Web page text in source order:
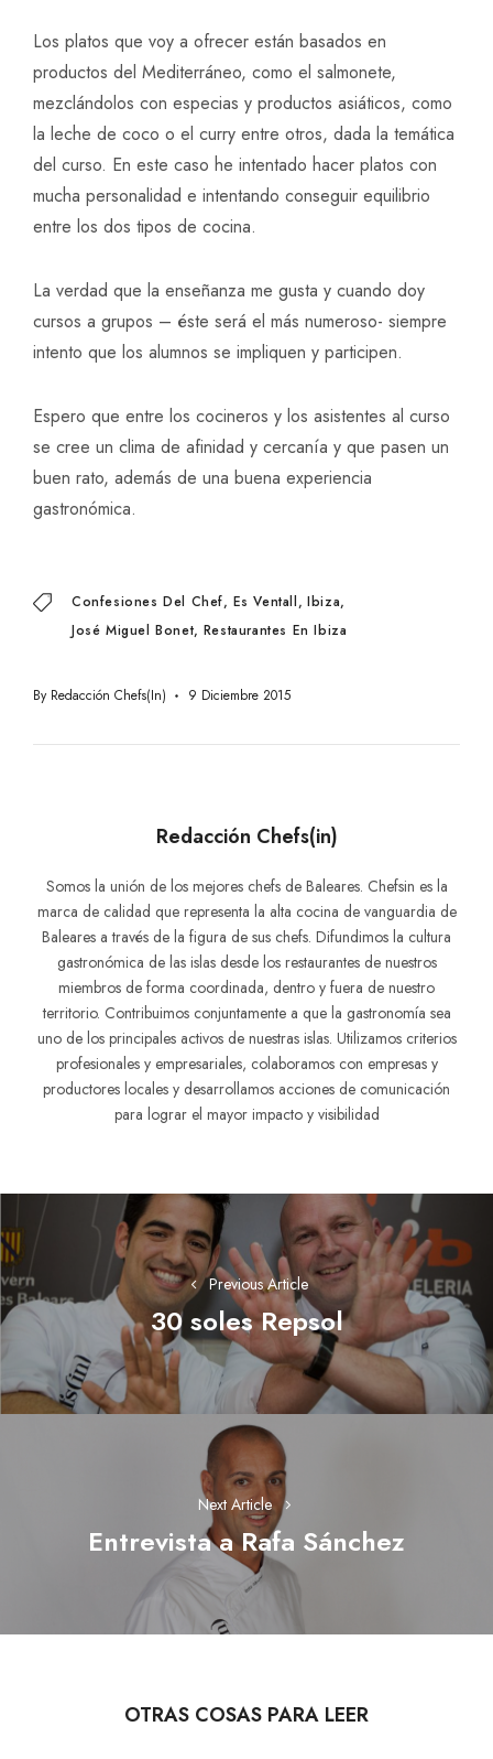
Los platos que voy a ofrecer están basados en
productos del Mediterráneo, como el salmonete,
mezclándolos con especias y productos asiáticos, como
la leche de coco o el curry entre otros, dada la temática
del curso. En este caso he intentado hacer platos con
mucha personalidad e intentando conseguir equilibrio
entre los dos tipos de cocina.
La verdad que la enseñanza me gusta y cuando doy
cursos a grupos – éste será el más numeroso- siempre
intento que los alumnos se impliquen y participen.
Espero que entre los cocineros y los asistentes al curso
se cree un clima de afinidad y cercanía y que pasen un
buen rato, además de una buena experiencia
gastronómica.
Confesiones Del Chef Es Ventall Ibiza
José Miguel Bonet Restaurantes En Ibiza
By Redacción Chefs(in) 9 Diciembre 2015
Redacción Chefs(in)
Somos la unión de los mejores chefs de Baleares. Chefsin es la
marca de calidad que representa la alta cocina de vanguardia de
Baleares a través de la figura de sus chefs. Difundimos la cultura
gastronómica de las islas desde los restaurantes de nuestros
miembros de forma coordinada, dentro y fuera de nuestro
territorio. Contribuimos conjuntamente a que la gastronomía sea
uno de los principales activos de nuestras islas. Utilizamos criterios
profesionales y empresariales, colaboramos con empresas y
productores locales y desarrollamos acciones de comunicación
para lograr el mayor impacto y visibilidad
Navegación
de
entradas
Previous Article
Previous
post:
30 soles Repsol
Next Article
Next
post:
Entrevista a Rafa Sánchez
OTRAS COSAS PARA LEER